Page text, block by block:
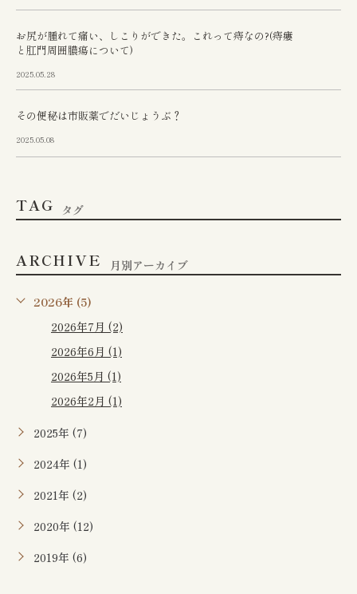
お尻が腫れて痛い、しこりができた。これって痔なの?(痔瘻
と肛門周囲膿瘍について)
2025.05.28
その便秘は市販薬でだいじょうぶ？
2025.05.08
TAG タグ
ARCHIVE 月別アーカイブ
2026年 (5)
2026年7月 (2)
2026年6月 (1)
2026年5月 (1)
2026年2月 (1)
2025年 (7)
2024年 (1)
2021年 (2)
2020年 (12)
2019年 (6)